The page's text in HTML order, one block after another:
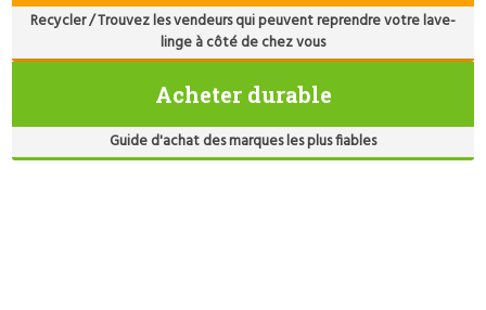
Recycler / Trouvez les vendeurs qui peuvent reprendre votre lave-
linge à côté de chez vous
Acheter durable
Guide d'achat des marques les plus fiables